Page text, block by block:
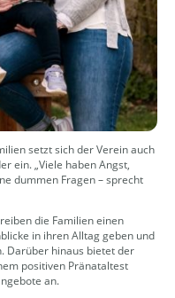
setzt sich der Verein auch
ein. „Viele haben Angst,
dummen Fragen – sprecht
die Familien einen
in ihren Alltag geben und
Darüber hinaus bietet der
positiven Pränataltest
an.